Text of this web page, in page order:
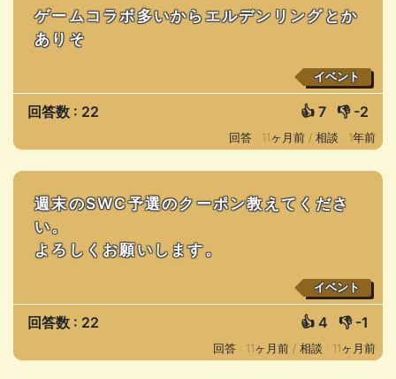
ゲームコラボ多いからエルデンリングとか
ありそ
イベント
回答数 : 22 👍 7 👎 -2
回答 : 11ヶ月前 / 相談 : 1年前
週末のSWC予選のクーポン教えてくださ
い。
よろしくお願いします。
イベント
回答数 : 22 👍 4 👎 -1
回答 : 11ヶ月前 / 相談 : 11ヶ月前